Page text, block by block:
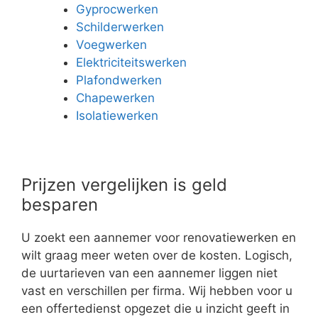
Gyprocwerken
Schilderwerken
Voegwerken
Elektriciteitswerken
Plafondwerken
Chapewerken
Isolatiewerken
Prijzen vergelijken is geld
besparen
U zoekt een aannemer voor renovatiewerken en
wilt graag meer weten over de kosten. Logisch,
de uurtarieven van een aannemer liggen niet
vast en verschillen per firma. Wij hebben voor u
een offertedienst opgezet die u inzicht geeft in